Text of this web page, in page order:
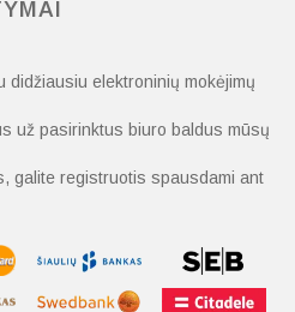
elektroninių mokėjimų
už pasirinktus biuro baldus mūsų
galite registruotis spausdami ant